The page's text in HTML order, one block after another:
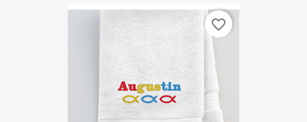
favorite_border